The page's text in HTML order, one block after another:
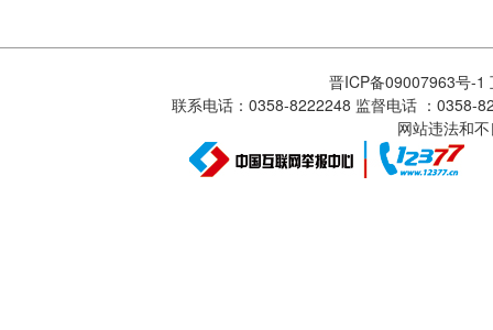
晋ICP备09007963号-1
联系电话：0358-8222248 监督电话 ：
网站违法和